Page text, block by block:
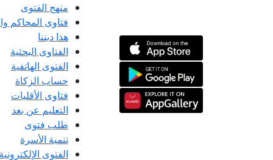
منهج الفتوى
فتاوى المحاكم
هذا ديننا
الفتاوى البحثية
الفتوى الهاتفية
حساب الزكاة
فتاوى الأقليات
التعليم عن بعد
طلب فتوى
تنمية الأسرة
الفتوى الإلكترونية